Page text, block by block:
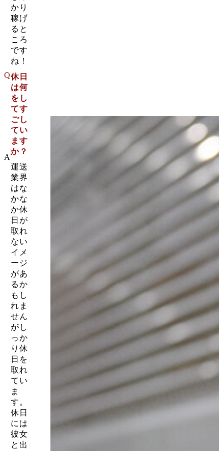
かり
稼げ
ると
ころ
です
ね！
Q休日
は何
をし
てす
ごし
てい
ます
か？
A
運送
業界
はな
かな
か休
日が
取れ
ない
イメ
ージ
があ
るか
もし
れま
せん
がし
っか
り休
日を
取れ
てい
ま
す。
休日
には
彼女
と出